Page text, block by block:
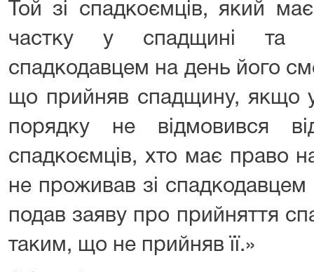
Той зі спадкоємців, який
частку у спадщині та
спадкодавцем на день його
що прийняв спадщину, якщо
порядку не відмовився
спадкоємців, хто має право
не проживав зі спадкодавцем
подав заяву про прийняття
таким, що не прийняв її.»